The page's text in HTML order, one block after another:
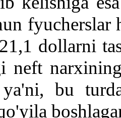
fyucherslar
dollarni
neft
ya'ni, bu